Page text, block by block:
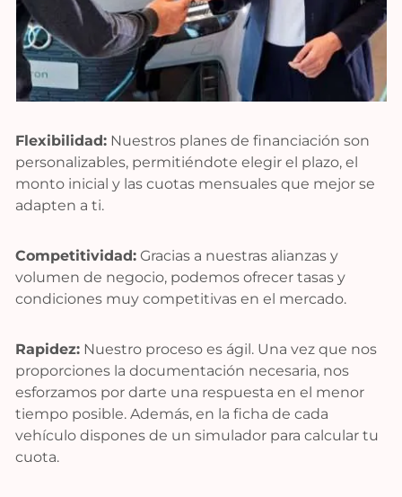
Flexibilidad: Nuestros planes de financiación son
personalizables, permitiéndote elegir el plazo, el
monto inicial y las cuotas mensuales que mejor se
adapten a ti.
Competitividad: Gracias a nuestras alianzas y
volumen de negocio, podemos ofrecer tasas y
condiciones muy competitivas en el mercado.
Rapidez: Nuestro proceso es ágil. Una vez que nos
proporciones la documentación necesaria, nos
esforzamos por darte una respuesta en el menor
tiempo posible. Además, en la ficha de cada
vehículo dispones de un simulador para calcular tu
cuota.